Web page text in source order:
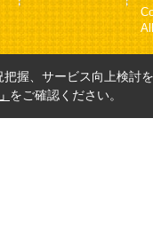
握、サービス向上検討
をご確認ください。